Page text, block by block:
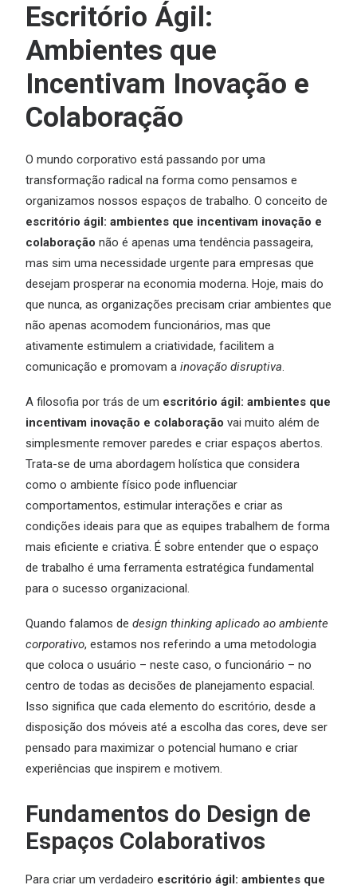
Escritório Ágil:
Ambientes que
Incentivam Inovação e
Colaboração
O mundo corporativo está passando por uma
transformação radical na forma como pensamos e
organizamos nossos espaços de trabalho. O conceito de
escritório ágil: ambientes que incentivam inovação e
colaboração não é apenas uma tendência passageira,
mas sim uma necessidade urgente para empresas que
desejam prosperar na economia moderna. Hoje, mais do
que nunca, as organizações precisam criar ambientes que
não apenas acomodem funcionários, mas que
ativamente estimulem a criatividade, facilitem a
comunicação e promovam a inovação disruptiva.
A filosofia por trás de um escritório ágil: ambientes que
incentivam inovação e colaboração vai muito além de
simplesmente remover paredes e criar espaços abertos.
Trata-se de uma abordagem holística que considera
como o ambiente físico pode influenciar
comportamentos, estimular interações e criar as
condições ideais para que as equipes trabalhem de forma
mais eficiente e criativa. É sobre entender que o espaço
de trabalho é uma ferramenta estratégica fundamental
para o sucesso organizacional.
Quando falamos de design thinking aplicado ao ambiente
corporativo, estamos nos referindo a uma metodologia
que coloca o usuário – neste caso, o funcionário – no
centro de todas as decisões de planejamento espacial.
Isso significa que cada elemento do escritório, desde a
disposição dos móveis até a escolha das cores, deve ser
pensado para maximizar o potencial humano e criar
experiências que inspirem e motivem.
Fundamentos do Design de
Espaços Colaborativos
Para criar um verdadeiro escritório ágil: ambientes que